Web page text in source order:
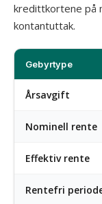
kredittkortene
kontantuttak.
Gebyrtype
Årsavgift
Nominell rente
Effektiv rente
Rentefri